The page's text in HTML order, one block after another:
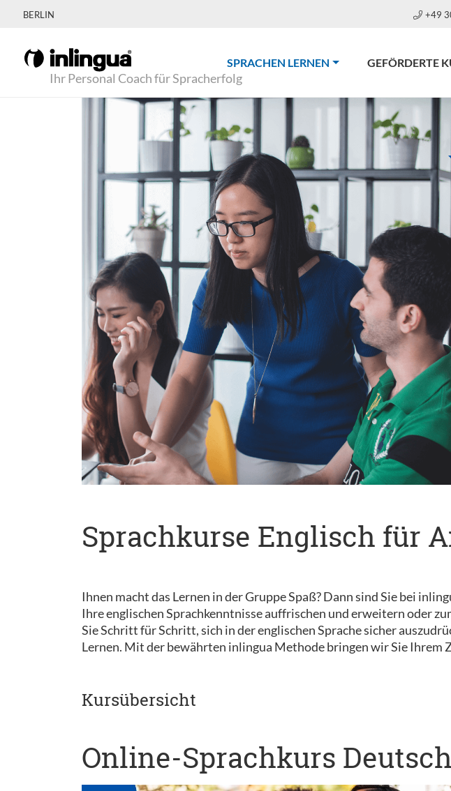
BERLIN +49
Ihr Personal Coach für Spracherfolg
SPRACHEN LERNEN(CURRENT)GEFÖRDERTE
Sprachkurse Englisch für
Ihnen macht das Lernen in der Gruppe Spaß? Dann sind Sie bei
Ihre englischen Sprachkenntnisse auffrischen und erweitern oder
Sie Schritt für Schritt, sich in der englischen Sprache sicher
Lernen. Mit der bewährten inlingua Methode bringen wir Sie Ihrem
Kursübersicht
Online-Sprachkurs Deutsch